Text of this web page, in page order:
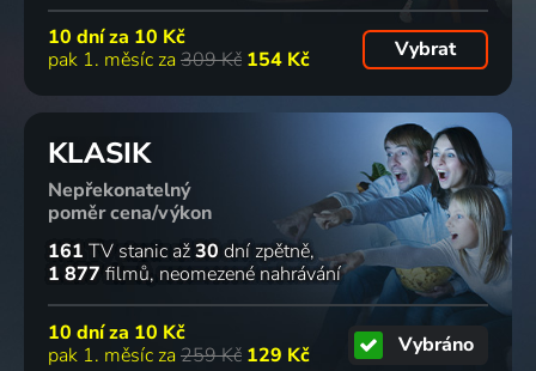
10 dní za 10 Kč
pak 1. měsíc za 309 Kč 154 Kč Vybrat
KLASIK
Nepřekonatelný
poměr cena/výkon
161 TV stanic až30 dní zpětně
1 877 filmů neomezené nahrávání
10 dní za 10 Kč
pak 1. měsíc za 259 Kč 129 Kč Vybráno